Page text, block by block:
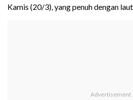
Kamis (20/3), yang penuh dengan